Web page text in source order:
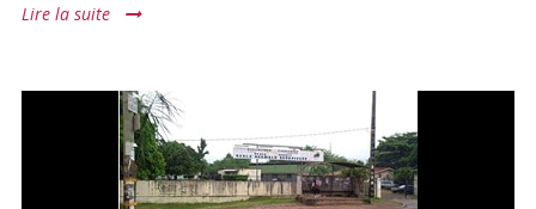
Lire la suite